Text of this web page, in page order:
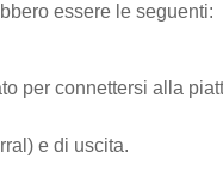
essere le seguenti:
per connettersi alla
e di uscita.